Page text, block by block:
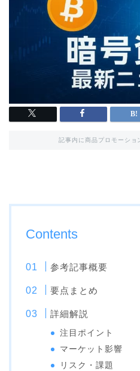
記事内に商品プロモーショ
Contents
参考記事概要
要点まとめ
詳細解説
注目ポイント
マーケット影響
リスク・課題